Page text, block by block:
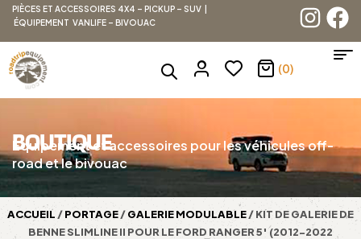
PIÈCES ET ACCESSOIRES 4X4 – PICKUP – SUV |
ÉQUIPEMENT VANLIFE – BIVOUAC
(0)
BOUTIQUE
Équipement et accessoires pour les véhicules off-
road et le bivouac
ACCUEIL /PORTAGE/GALERIE MODULABLE/ KIT DE GALERIE DE
BENNE SLIMLINE II POUR LE FORD RANGER 5′ (2012-2022